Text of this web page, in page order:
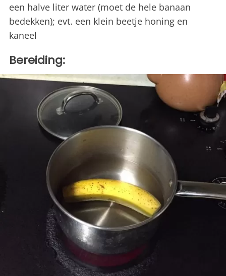
een halve liter water (moet de hele banaan
bedekken); evt. een klein beetje honing en
kaneel
Bereiding: